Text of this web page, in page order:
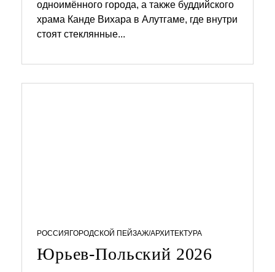
одноимённого города, а также буддийского
храма Канде Вихара в Алутгаме, где внутри
стоят стеклянные...
1
.
0
2
2
РОССИЯ ГОРОДСКОЙ ПЕЙЗАЖ/АРХИТЕКТУРА
Юрьев-Польский 2026